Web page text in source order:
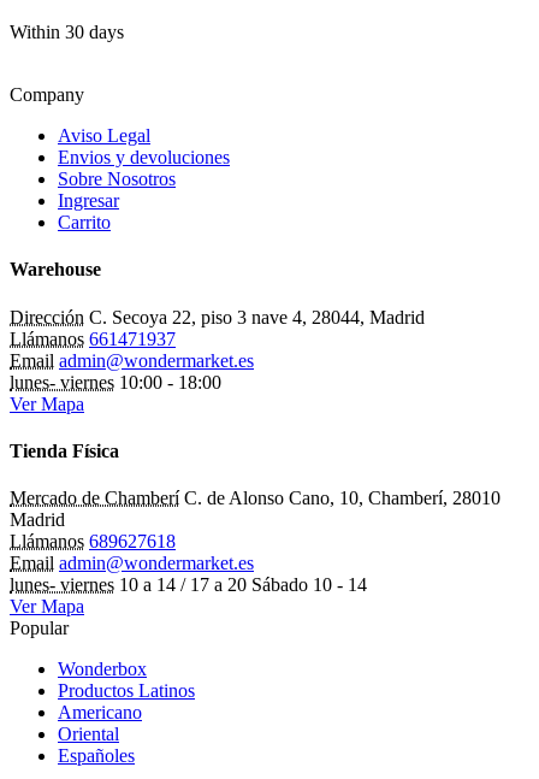
Within 30 days
Company
Aviso Legal
Envios y devoluciones
Sobre Nosotros
Ingresar
Carrito
Warehouse
Dirección C. Secoya 22, piso 3 nave 4, 28044, Madrid
Llámanos 661471937
Email admin@wondermarket.es
lunes- viernes 10:00 - 18:00
Ver Mapa
Tienda Física
Mercado de Chamberí C. de Alonso Cano, 10, Chamberí, 28010
Madrid
Llámanos 689627618
Email admin@wondermarket.es
lunes- viernes 10 a 14 / 17 a 20 Sábado 10 - 14
Ver Mapa
Popular
Wonderbox
Productos Latinos
Americano
Oriental
Españoles